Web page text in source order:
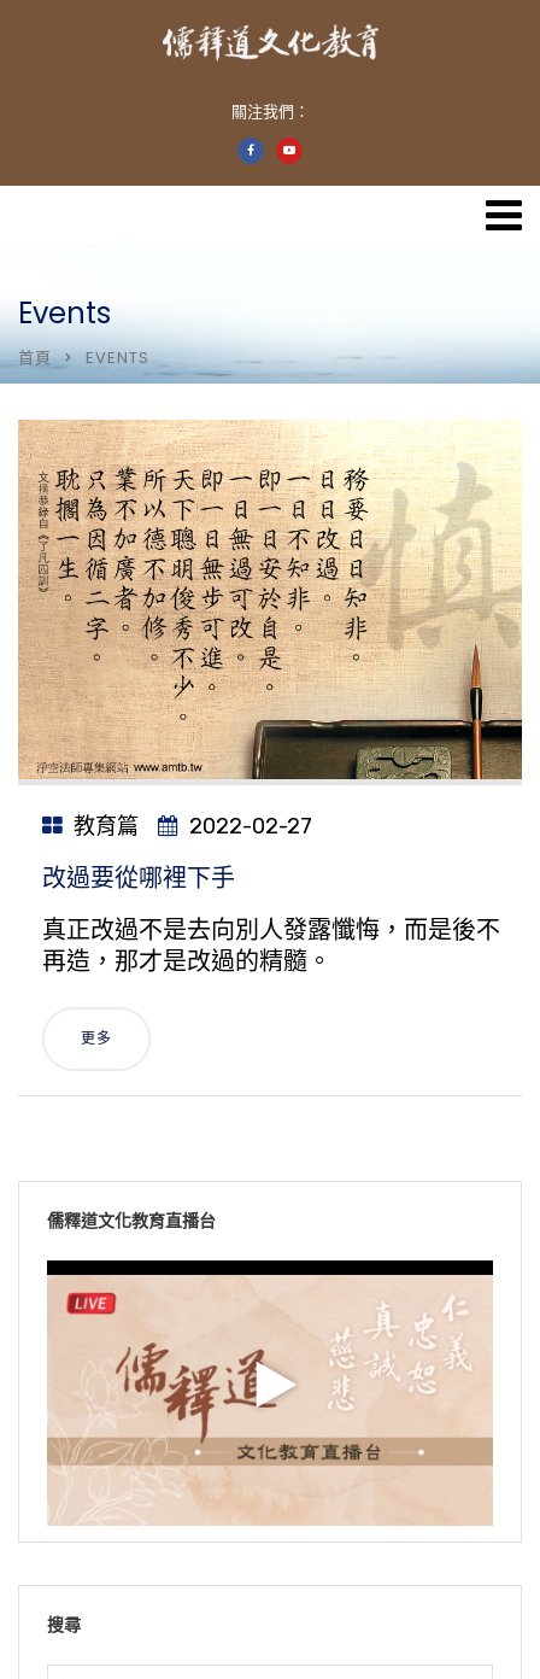
關注我們：
Events
首頁 EVENTS
教育篇 2022-02-27
改過要從哪裡下手
真正改過不是去向別人發露懺悔，而是後不
再造，那才是改過的精髓。
更多
儒釋道文化教育直播台
搜尋